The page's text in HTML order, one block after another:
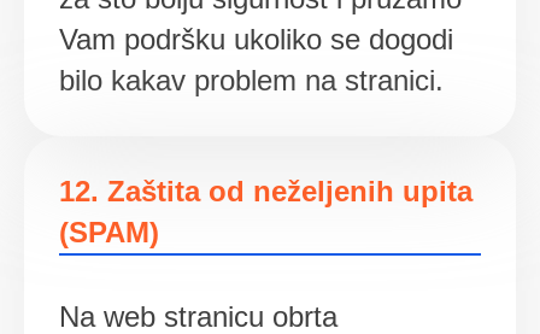
Vam podršku ukoliko se dogodi
bilo kakav problem na stranici.
12. Zaštita od neželjenih upita
(SPAM)
Na web stranicu obrta